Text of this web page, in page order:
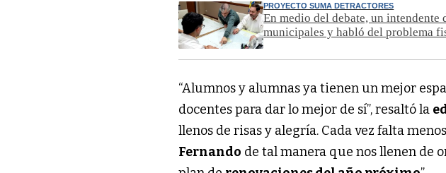
PROYECTO SUMA DETRACTORES
En medio del debate, un
municipales y habló del problema
“Alumnos y alumnas ya tienen un mejor
docentes para dar lo mejor de sí”, resaltó la
llenos de risas y alegría. Cada vez falta
Fernando de tal manera que nos llenen de